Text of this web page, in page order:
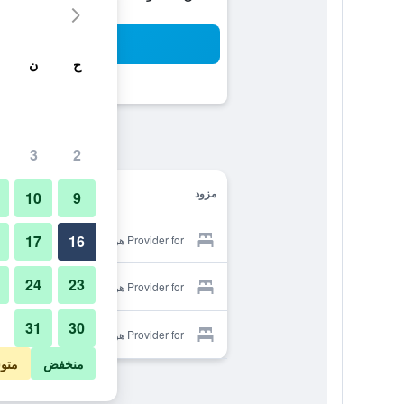
مزود
Provider for هوسال فار هوم بلازا مايور
Provider for هوسال فار هوم بلازا مايور
Provider for هوسال فار هوم بلازا مايور
ح ن
2
3
9
10
16
17
23
24
30
31
منخفض